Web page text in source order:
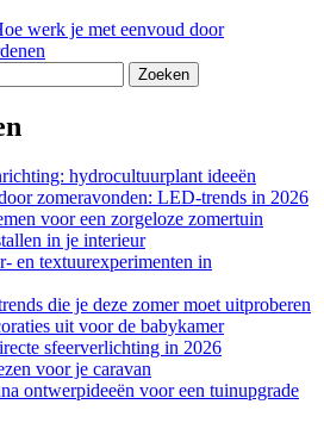
werk je met eenvoud door
hydrocultuurplant ideeën
zomeravonden: LED-trends in 2026
voor een zorgeloze zomertuin
in je interieur
en textuurexperimenten in
die je deze zomer moet uitproberen
uit voor de babykamer
sfeerverlichting in 2026
voor je caravan
ontwerpideeën voor een tuinupgrade